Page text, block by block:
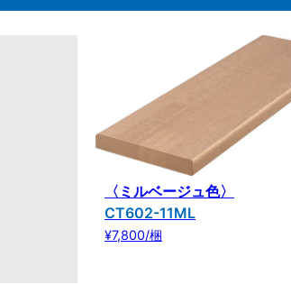
〈ミルベージュ色〉
CT602-11ML
¥7,800/梱